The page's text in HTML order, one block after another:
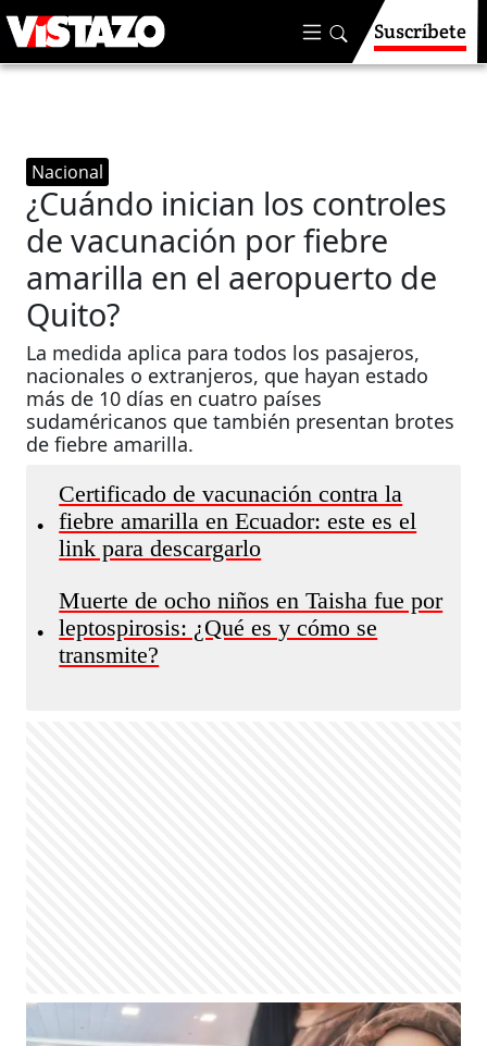
Suscríbete
Nacional
¿Cuándo inician los controles
de vacunación por fiebre
amarilla en el aeropuerto de
Quito?
La medida aplica para todos los pasajeros,
nacionales o extranjeros, que hayan estado
más de 10 días en cuatro países
sudaméricanos que también presentan brotes
de fiebre amarilla. ​​​​​
•
Certificado de vacunación contra la
fiebre amarilla en Ecuador: este es el
link para descargarlo
•
Muerte de ocho niños en Taisha fue por
leptospirosis: ¿Qué es y cómo se
transmite?